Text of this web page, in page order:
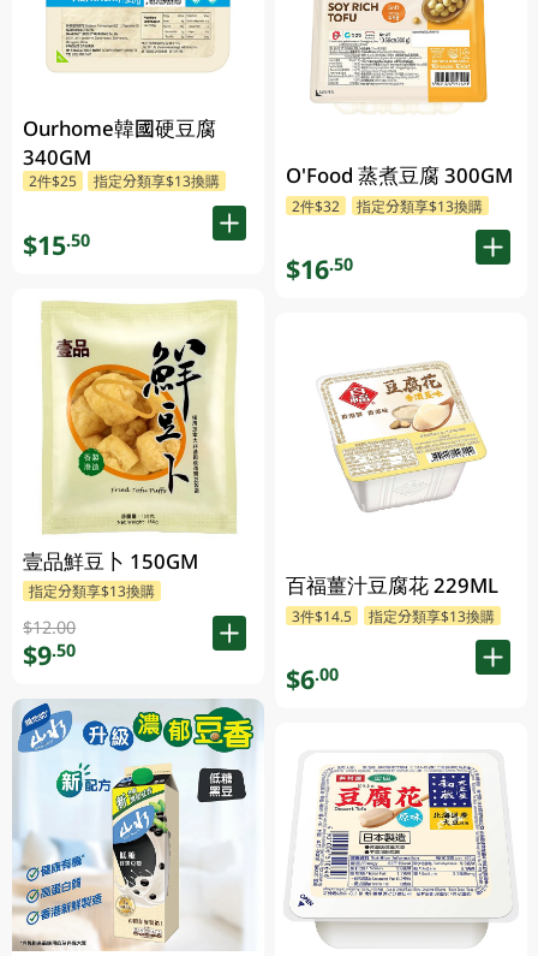
Ourhome韓國硬豆腐
340GM
2件$25 指定分類享$13換購
$15.50
壹品鮮豆卜 150GM
指定分類享$13換購
$12.00
$9.50
O'Food 蒸煮豆腐 300GM
2件$32 指定分類享$13換購
$16.50
百福薑汁豆腐花 229ML
3件$14.5 指定分類享$13換購
$6.00